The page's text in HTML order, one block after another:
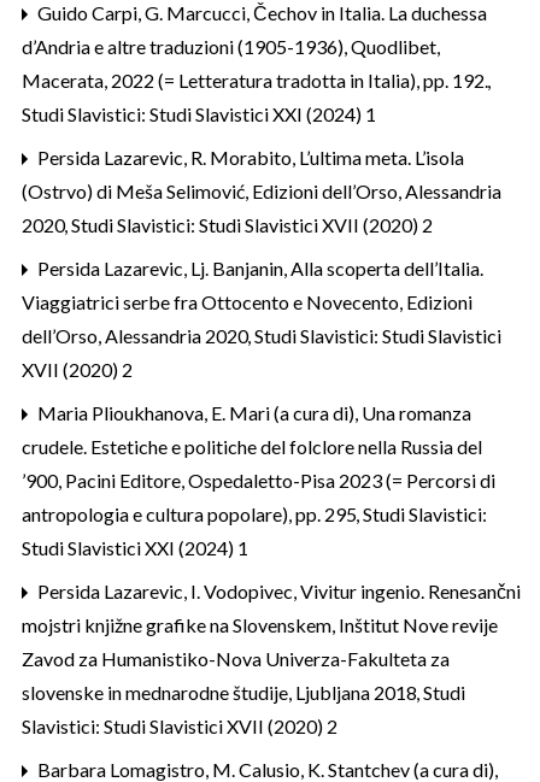
Guido Carpi,G. Marcucci, Čechov in Italia. La duchessa
d’Andria e altre traduzioni (1905-1936), Quodlibet,
Macerata, 2022 (= Letteratura tradotta in Italia), pp. 192.,
Studi Slavistici: Studi Slavistici XXI (2024) 1
Persida Lazarevic, R. Morabito, L’ultima meta. L’isola
(Ostrvo) di Meša Selimović, Edizioni dell’Orso, Alessandria
2020,Studi Slavistici: Studi Slavistici XVII (2020) 2
Persida Lazarevic, Lj. Banjanin, Alla scoperta dell’Italia.
Viaggiatrici serbe fra Ottocento e Novecento, Edizioni
dell’Orso, Alessandria 2020,Studi Slavistici: Studi Slavistici
XVII (2020) 2
Maria Plioukhanova, E. Mari (a cura di), Una romanza
crudele. Estetiche e politiche del folclore nella Russia del
’900, Pacini Editore, Ospedaletto-Pisa 2023 (= Percorsi di
antropologia e cultura popolare), pp. 295,Studi Slavistici:
Studi Slavistici XXI (2024) 1
Persida Lazarevic, I. Vodopivec, Vivitur ingenio. Renesančni
mojstri knjižne grafike na Slovenskem, Inštitut Nove revije
Zavod za Humanistiko-Nova Univerza-Fakulteta za
slovenske in mednarodne študije, Ljubljana 2018,Studi
Slavistici: Studi Slavistici XVII (2020) 2
Barbara Lomagistro, M. Calusio, K. Stantchev (a cura di),